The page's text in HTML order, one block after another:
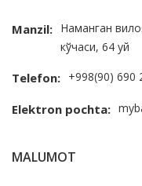
Manzil: Наманган
кўчаси, 64 уй
Telefon: +998(90) 690
Elektron pochta:
MALUMOT